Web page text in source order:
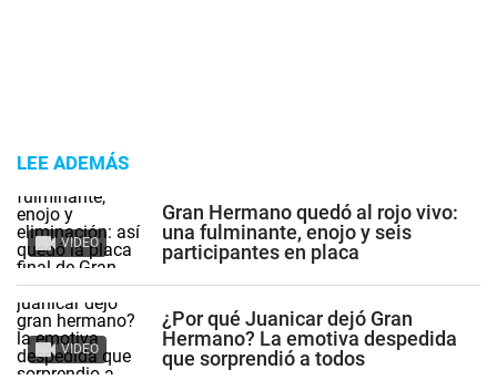
LEE ADEMÁS
VIDEO
Gran Hermano quedó al rojo vivo:
una fulminante, enojo y seis
participantes en placa
VIDEO
¿Por qué Juanicar dejó Gran
Hermano? La emotiva despedida
que sorprendió a todos